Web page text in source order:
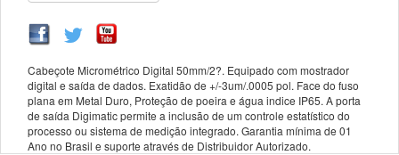
Cabeçote Micrométrico Digital 50mm/2?. Equipado com mostrador
digital e saída de dados. Exatidão de +/-3um/.0005 pol. Face do fuso
plana em Metal Duro, Proteção de poeira e água indice IP65. A porta
de saída Digimatic permite a inclusão de um controle estatístico do
processo ou sistema de medição integrado. Garantia mínima de 01
Ano no Brasil e suporte através de Distribuidor Autorizado.